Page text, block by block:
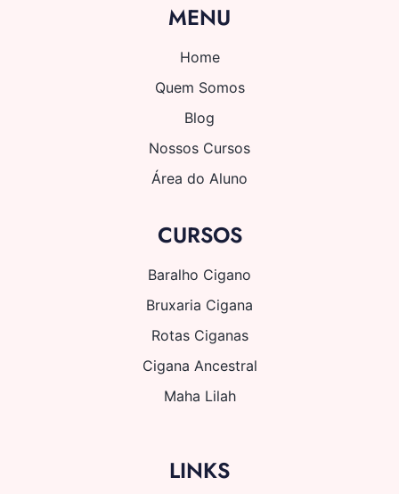
MENU
Home
Quem Somos
Blog
Nossos Cursos
Área do Aluno
CURSOS
Baralho Cigano
Bruxaria Cigana
Rotas Ciganas
Cigana Ancestral
Maha Lilah
LINKS